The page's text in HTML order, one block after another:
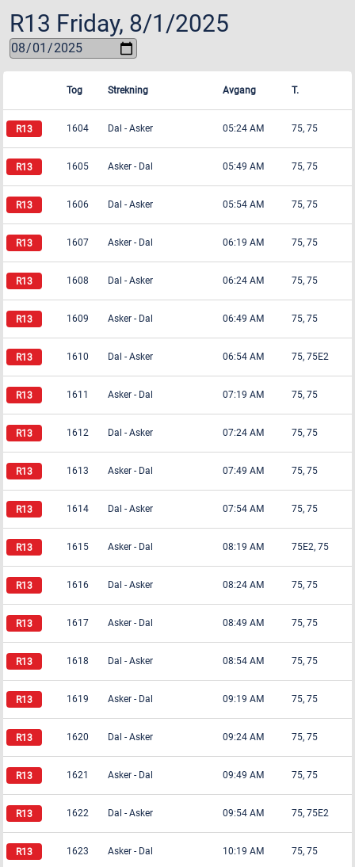
R13 Friday, 8/1/2025
Tog Strekning Avgang T.
1604 Dal - Asker 05:24 AM 75, 75
1605 Asker - Dal 05:49 AM 75, 75
1606 Dal - Asker 05:54 AM 75, 75
1607 Asker - Dal 06:19 AM 75, 75
1608 Dal - Asker 06:24 AM 75, 75
1609 Asker - Dal 06:49 AM 75, 75
1610 Dal - Asker 06:54 AM 75, 75E2
1611 Asker - Dal 07:19 AM 75, 75
1612 Dal - Asker 07:24 AM 75, 75
1613 Asker - Dal 07:49 AM 75, 75
1614 Dal - Asker 07:54 AM 75, 75
1615 Asker - Dal 08:19 AM 75E2, 75
1616 Dal - Asker 08:24 AM 75, 75
1617 Asker - Dal 08:49 AM 75, 75
1618 Dal - Asker 08:54 AM 75, 75
1619 Asker - Dal 09:19 AM 75, 75
1620 Dal - Asker 09:24 AM 75, 75
1621 Asker - Dal 09:49 AM 75, 75
1622 Dal - Asker 09:54 AM 75, 75E2
1623 Asker - Dal 10:19 AM 75, 75